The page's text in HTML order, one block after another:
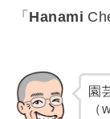
「 Hanami
園